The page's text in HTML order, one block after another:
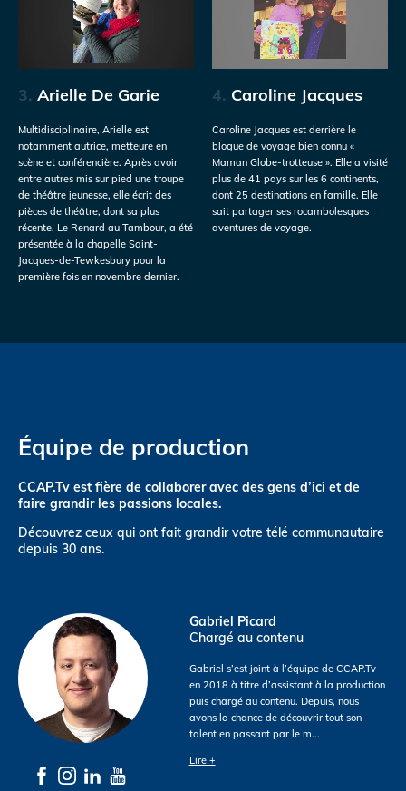
3. Arielle De Garie
Multidisciplinaire, Arielle est
notamment autrice, metteure en
scène et conférencière. Après avoir
entre autres mis sur pied une troupe
de théâtre jeunesse, elle écrit des
pièces de théâtre, dont sa plus
récente, Le Renard au Tambour, a été
présentée à la chapelle Saint-
Jacques-de-Tewkesbury pour la
première fois en novembre dernier.
4. Caroline Jacques
Caroline Jacques est derrière le
blogue de voyage bien connu «
Maman Globe-trotteuse ». Elle a visité
plus de 41 pays sur les 6 continents,
dont 25 destinations en famille. Elle
sait partager ses rocambolesques
aventures de voyage.
Équipe de production
CCAP.Tv est fière de collaborer avec des gens d’ici et de
faire grandir les passions locales.
Découvrez ceux qui ont fait grandir votre télé communautaire
depuis 30 ans.
Gabriel Picard
Chargé au contenu
Gabriel s’est joint à l’équipe de CCAP.Tv
en 2018 à titre d’assistant à la production
puis chargé au contenu. Depuis, nous
avons la chance de découvrir tout son
talent en passant par le m...
Lire +